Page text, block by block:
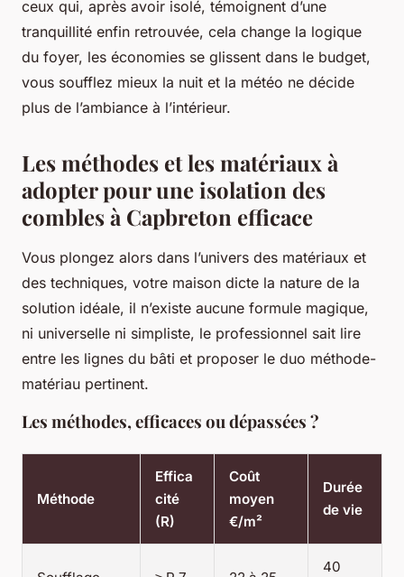
ceux qui, après avoir isolé, témoignent d’une
tranquillité enfin retrouvée, cela change la logique
du foyer, les économies se glissent dans le budget,
vous soufflez mieux la nuit et la météo ne décide
plus de l’ambiance à l’intérieur.
Les méthodes et les matériaux à
adopter pour une isolation des
combles à Capbreton efficace
Vous plongez alors dans l’univers des matériaux et
des techniques, votre maison dicte la nature de la
solution idéale, il n’existe aucune formule magique,
ni universelle ni simpliste, le professionnel sait lire
entre les lignes du bâti et proposer le duo méthode-
matériau pertinent.
Les méthodes, efficaces ou dépassées ?
Méthode
Effica
cité
(R)
Coût
moyen
€/m²
Durée
de vie
40